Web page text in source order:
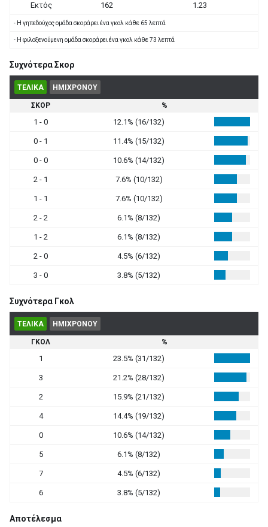
Εκτός 162 1.23
- Η γηπεδούχος ομάδα σκοράρει ένα γκολ κάθε 65 λεπτά
- Η φιλοξενούμενη ομάδα σκοράρει ένα γκολ κάθε 73 λεπτά
Συχνότερα Σκορ
ΤΕΛΙΚΑ ΗΜΙΧΡΟΝΟΥ
ΣΚΟΡ %
1 - 0 12.1% (16/132)
0 - 1 11.4% (15/132)
0 - 0 10.6% (14/132)
2 - 1 7.6% (10/132)
1 - 1 7.6% (10/132)
2 - 2 6.1% (8/132)
1 - 2 6.1% (8/132)
2 - 0 4.5% (6/132)
3 - 0 3.8% (5/132)
Συχνότερα Γκολ
ΤΕΛΙΚΑ ΗΜΙΧΡΟΝΟΥ
ΓΚΟΛ %
1 23.5% (31/132)
3 21.2% (28/132)
2 15.9% (21/132)
4 14.4% (19/132)
0 10.6% (14/132)
5 6.1% (8/132)
7 4.5% (6/132)
6 3.8% (5/132)
Αποτέλεσμα